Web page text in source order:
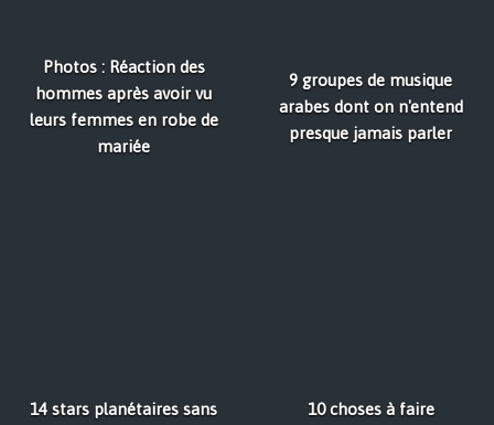
Photos : Réaction des
hommes après avoir vu
leurs femmes en robe de
mariée
9 groupes de musique
arabes dont on n'entend
presque jamais parler
14 stars planétaires sans
10 choses à faire